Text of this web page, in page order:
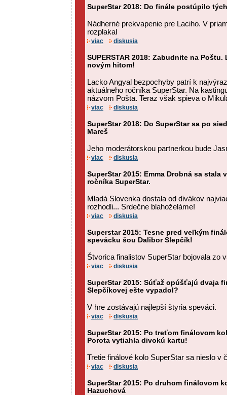
SuperStar 2018: Do finále postúpilo
Nádherné prekvapenie pre Laciho. V
rozplakal
viac diskusia
SUPERSTAR 2018: Zabudnite na
novým hitom!
Lacko Angyal bezpochyby patrí k
aktuálneho ročníka SuperStar. Na
názvom Pošta. Teraz však spieva o
viac diskusia
SuperStar 2018: Do SuperStar sa po
Mareš
Jeho moderátorskou partnerkou bude
viac diskusia
SuperStar 2015: Emma Drobná sa stala
ročníka SuperStar.
Mladá Slovenka dostala od divákov
rozhodli... Srdečne blahoželáme!
viac diskusia
Superstar 2015: Tesne pred veľkým
spevácku šou Dalibor Slepčík!
Štvorica finalistov SuperStar bojovala zo
viac diskusia
SuperStar 2015: Súťaž opúšťajú dvaja
Slepčíkovej ešte vypadol?
V hre zostávajú najlepší štyria speváci.
viac diskusia
SuperStar 2015: Po treťom finálovom
Porota vytiahla divokú kartu!
Tretie finálové kolo SuperStar sa nieslo v
viac diskusia
SuperStar 2015: Po druhom finálovom
Hazuchová